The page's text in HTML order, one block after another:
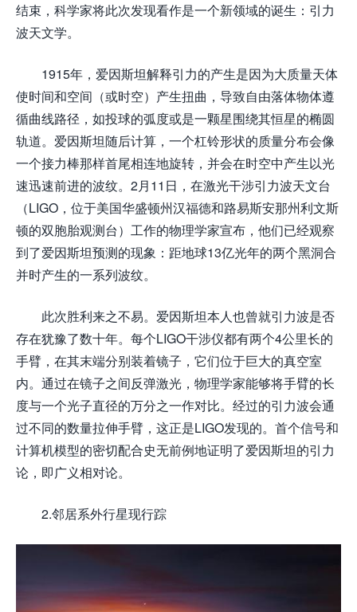
结束，科学家将此次发现看作是一个新领域的诞生：引力
波天文学。
1915年，爱因斯坦解释引力的产生是因为大质量天体
使时间和空间（或时空）产生扭曲，导致自由落体物体遵
循曲线路径，如投球的弧度或是一颗星围绕其恒星的椭圆
轨道。爱因斯坦随后计算，一个杠铃形状的质量分布会像
一个接力棒那样首尾相连地旋转，并会在时空中产生以光
速迅速前进的波纹。2月11日，在激光干涉引力波天文台
（LIGO，位于美国华盛顿州汉福德和路易斯安那州利文斯
顿的双胞胎观测台）工作的物理学家宣布，他们已经观察
到了爱因斯坦预测的现象：距地球13亿光年的两个黑洞合
并时产生的一系列波纹。
此次胜利来之不易。爱因斯坦本人也曾就引力波是否
存在犹豫了数十年。每个LIGO干涉仪都有两个4公里长的
手臂，在其末端分别装着镜子，它们位于巨大的真空室
内。通过在镜子之间反弹激光，物理学家能够将手臂的长
度与一个光子直径的万分之一作对比。经过的引力波会通
过不同的数量拉伸手臂，这正是LIGO发现的。首个信号和
计算机模型的密切配合史无前例地证明了爱因斯坦的引力
论，即广义相对论。
2.邻居系外行星现行踪